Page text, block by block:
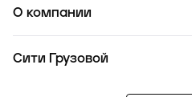
О компании
Сити Грузовой